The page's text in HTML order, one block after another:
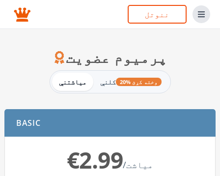
ننوتل
پرمیوم عضویت
میاشتنې کلنې 20% وخته کړئ
BASIC
€2.99 /میاشت